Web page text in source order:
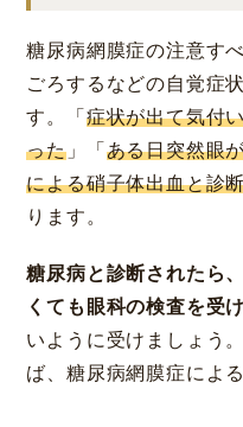
糖尿病網膜症の注意す
ごろするなどの自覚症
す。「 症状が出て気付
った 」「 ある日突然眼
による硝子体出血と診
ります。
糖尿病と診断されたら
くても眼科の検査を受け
いように受けましょう
ば、糖尿病網膜症によ